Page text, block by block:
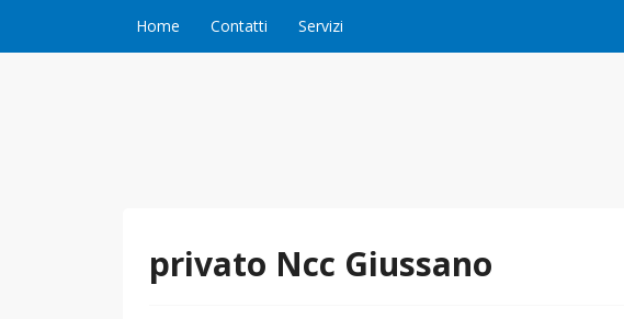
Home Contatti Servizi
privato Ncc Giussano